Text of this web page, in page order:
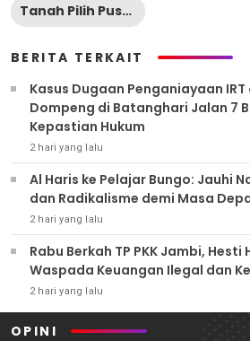
Tanah Pilih Pusako Batuah
BERITA TERKAIT
Kasus Dugaan Penganiayaan IRT
Dompeng di Batanghari Jalan 7
Kepastian Hukum
2 hari yang lalu
Al Haris ke Pelajar Bungo: Jauhi
dan Radikalisme demi Masa
2 hari yang lalu
Rabu Berkah TP PKK Jambi,
Waspada Keuangan Ilegal dan
2 hari yang lalu
OPINI